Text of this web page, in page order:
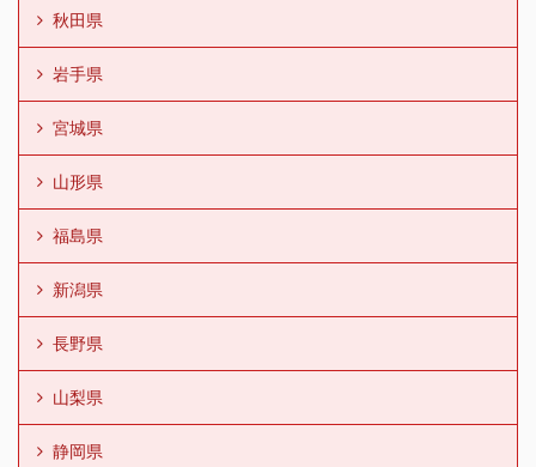
秋田県
岩手県
宮城県
山形県
福島県
新潟県
長野県
山梨県
静岡県